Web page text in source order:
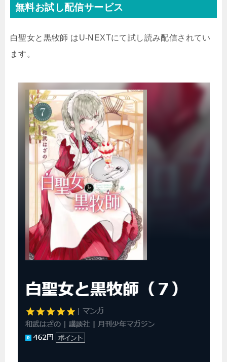
無料お試し配信サービス
白聖女と黒牧師 はU-NEXTにて試し読み配信されてい
ます。